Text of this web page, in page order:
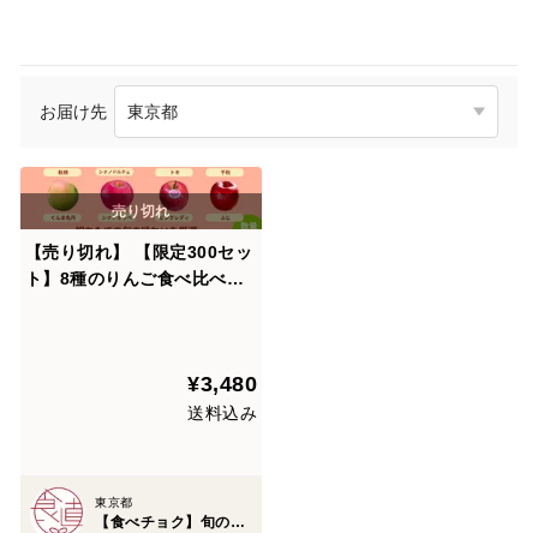
お届け先
【売り切れ】 【限定300セッ
ト】8種のりんご食べ比べ便
¥3,480
送料込み
東京都
【食べチョク】旬の食べ比べ便